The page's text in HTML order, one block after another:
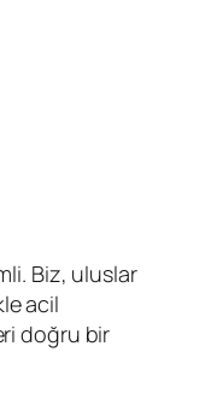
Biz, uluslar
acil
doğru bir